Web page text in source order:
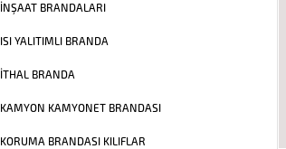
INŞAAT BRANDALARI
ISI YALITIMLI BRANDA
İTHAL BRANDA
KAMYON KAMYONET BRANDASI
KORUMA BRANDASI KILIFLAR